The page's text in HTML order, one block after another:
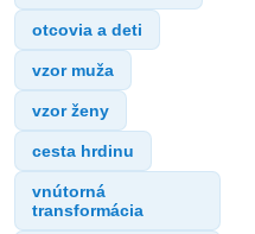
otcovia a deti
vzor muža
vzor ženy
cesta hrdinu
vnútorná
transformácia